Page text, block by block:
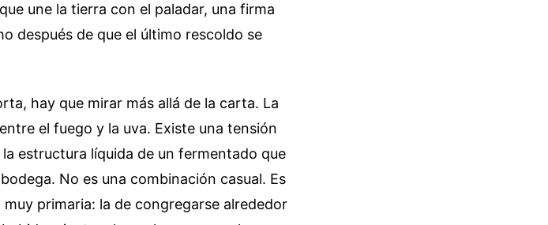
une la tierra con el paladar, una firma
después de que el último rescoldo se
hay que mirar más allá de la carta. La
el fuego y la uva. Existe una tensión
estructura líquida de un fermentado que
No es una combinación casual. Es
primaria: la de congregarse alrededor